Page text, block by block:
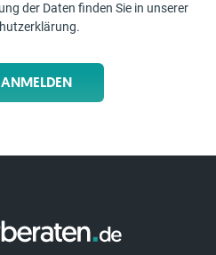
der Daten finden Sie in unserer
.